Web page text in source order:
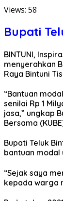
Views: 58
Bupati
BINTUNI,
menyerahkan
Raya Bintuni
“Bantuan
senilai Rp 1
jasa,” ungkap
Bersama
Bupati Teluk
bantuan modal
“Sejak saya
kepada warga